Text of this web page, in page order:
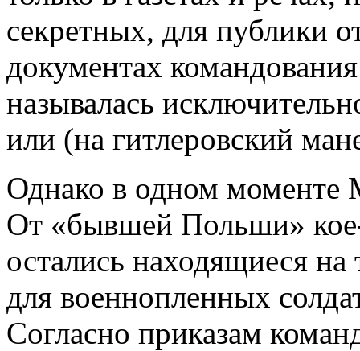
секретных, для публики
документах
называлась
или (на гитлеровский
Однако в одном моменте
От «бывшей Польши»
остались находящиеся
для военнопленных
Согласно приказам